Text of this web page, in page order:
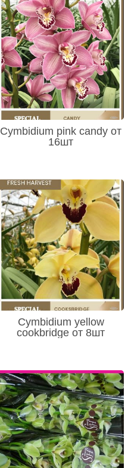
Cymbidium pink candy от
16шт
Cymbidium yellow
cookbridge от 8шт